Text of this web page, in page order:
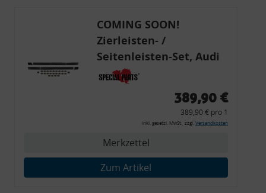
COMING SOON!
Zierleisten- /
Seitenleisten-Set, Audi
80 Cabrio, Coupe, S2, (6x
Zierleiste, 2x Kappe,
Montagewerkzeug)
389,90 €
389,90 € pro 1
inkl. gesetzl. MwSt., zzgl. Versandkosten
Merkzettel
Zum Artikel